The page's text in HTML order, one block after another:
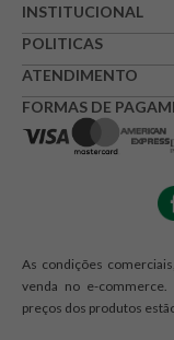
INSTITUCIONAL
POLITICAS
ATENDIMENTO
FORMAS DE
As condições
venda no e-
preços dos produtos